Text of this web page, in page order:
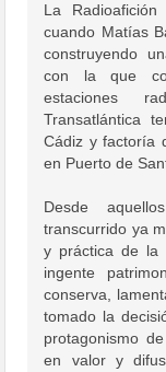
La
cuando Matías
construyendo
con la que
estaciones
Transatlántica
Cádiz y factoría
en Puerto de
Desde
transcurrido ya
y práctica de la
ingente
conserva,
tomado la
protagonismo
en valor y